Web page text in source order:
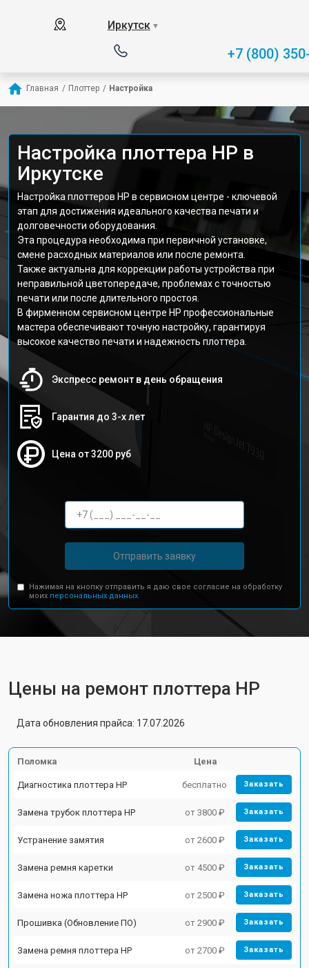
Иркутск ▼
+7 (800)
Главная / Плоттер / Настройка
Настройка плоттера HP в
Иркутске
Настройка плоттеров HP в сервисном центре - ключевой
этап для достижения идеального качества печати и
долговечности оборудования.
Эта процедура необходима при первичной установке,
смене расходных материалов или после ремонта.
Также актуальна для коррекции работы устройства при
неправильной цветопередаче, проблемах с точностью
печати или после длительного простоя.
В фирменном сервисном центре HP профессиональные
мастера обеспечивают точную настройку, гарантируя
высокое качество печати и надежность плоттера.
Экспресс ремонт в день обращения
Гарантия до 3-х лет
Цена от 3200 руб
Отправить заявку
Нажимая на кнопку отправить я даю свое согласие на обработку
моих персональных данных.
Цены на ремонт плоттера HP
Дата обновления прайса: 17.07.2026
Поломка Цена
Диагностика плоттера HP бесплатно Заказать
Замена трубок плоттера HP от 3800 ₽ Заказать
Устранение замятия от 2600 ₽ Заказать
Замена ремня каретки от 4500 ₽ Заказать
Замена ножа плоттера HP от 2500 ₽ Заказать
Прошивка (Обновление ПО) от 2900 ₽ Заказать
Замена ремня плоттера HP от 2700 ₽ Заказать